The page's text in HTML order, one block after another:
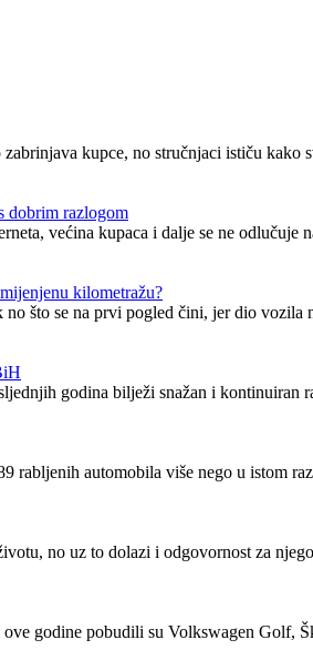
kupce, no stručnjaci ističu
dobrim razlogom
većina kupaca i dalje se ne
kilometražu?
što se na prvi pogled čini, jer dio
godina bilježi snažan i
rabljenih automobila više nego u istom
no uz to dolazi i odgovornost za
godine pobudili su Volkswagen Golf,